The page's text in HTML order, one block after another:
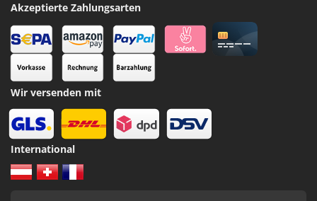
Akzeptierte Zahlungsarten
Wir versenden mit
International